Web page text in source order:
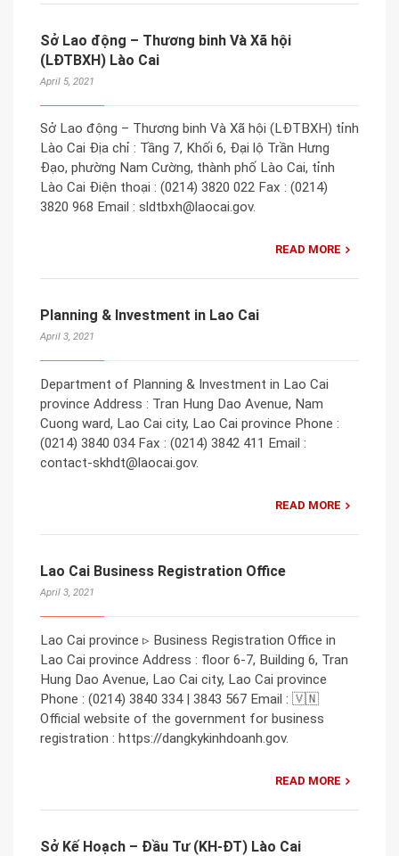
Sở Lao động – Thương binh Và Xã hội
(LĐTBXH) Lào Cai
April 5, 2021
Sở Lao động – Thương binh Và Xã hội (LĐTBXH) tỉnh
Lào Cai Địa chỉ : Tầng 7, Khối 6, Đại lộ Trần Hưng
Đạo, phường Nam Cường, thành phố Lào Cai, tỉnh
Lào Cai Điện thoại : (0214) 3820 022 Fax : (0214)
3820 968 Email : sldtbxh@laocai.gov.
READ MORE
Planning & Investment in Lao Cai
April 3, 2021
Department of Planning & Investment in Lao Cai
province Address : Tran Hung Dao Avenue, Nam
Cuong ward, Lao Cai city, Lao Cai province Phone :
(0214) 3840 034 Fax : (0214) 3842 411 Email :
contact-skhdt@laocai.gov.
READ MORE
Lao Cai Business Registration Office
April 3, 2021
Lao Cai province ▹ Business Registration Office in
Lao Cai province Address : floor 6-7, Building 6, Tran
Hung Dao Avenue, Lao Cai city, Lao Cai province
Phone : (0214) 3840 334 | 3843 567 Email : 🇻🇳
Official website of the government for business
registration : https://dangkykinhdoanh.gov.
READ MORE
Sở Kế Hoạch – Đầu Tư (KH-ĐT) Lào Cai